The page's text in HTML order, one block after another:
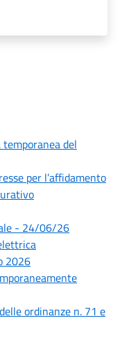
del
per l’affidamento
- 24/06/26
2026
ordinanze n. 71 e